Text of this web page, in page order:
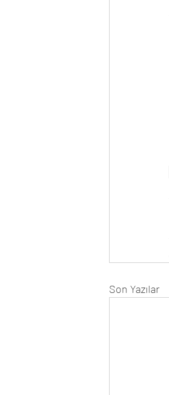
Son Yazılar